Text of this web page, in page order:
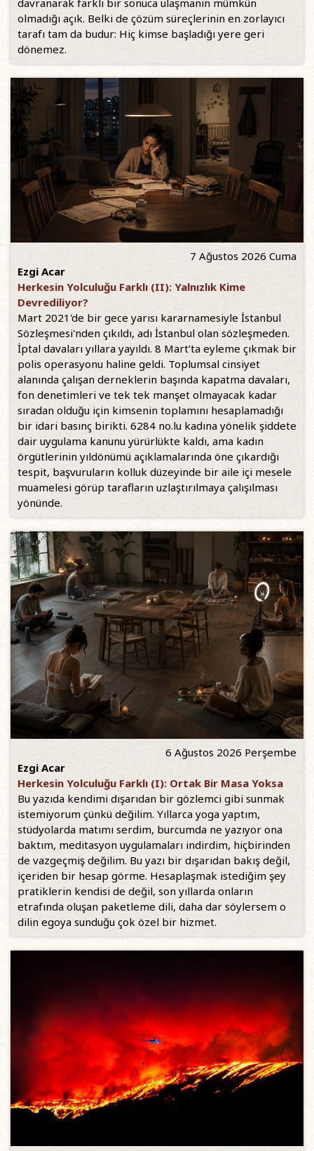
davranarak farklı bir sonuca ulaşmanın mümkün
olmadığı açık. Belki de çözüm süreçlerinin en zorlayıcı
tarafı tam da budur: Hiç kimse başladığı yere geri
dönemez.
7 Ağustos 2026 Cuma
Ezgi Acar
Herkesin Yolculuğu Farklı (II): Yalnızlık Kime
Devrediliyor?
Mart 2021'de bir gece yarısı kararnamesiyle İstanbul
Sözleşmesi'nden çıkıldı, adı İstanbul olan sözleşmeden.
İptal davaları yıllara yayıldı. 8 Mart’ta eyleme çıkmak bir
polis operasyonu haline geldi. Toplumsal cinsiyet
alanında çalışan derneklerin başında kapatma davaları,
fon denetimleri ve tek tek manşet olmayacak kadar
sıradan olduğu için kimsenin toplamını hesaplamadığı
bir idari basınç birikti. 6284 no.lu kadına yönelik şiddete
dair uygulama kanunu yürürlükte kaldı, ama kadın
örgütlerinin yıldönümü açıklamalarında öne çıkardığı
tespit, başvuruların kolluk düzeyinde bir aile içi mesele
muamelesi görüp tarafların uzlaştırılmaya çalışılması
yönünde.
6 Ağustos 2026 Perşembe
Ezgi Acar
Herkesin Yolculuğu Farklı (I): Ortak Bir Masa Yoksa
Bu yazıda kendimi dışarıdan bir gözlemci gibi sunmak
istemiyorum çünkü değilim. Yıllarca yoga yaptım,
stüdyolarda matımı serdim, burcumda ne yazıyor ona
baktım, meditasyon uygulamaları indirdim, hiçbirinden
de vazgeçmiş değilim. Bu yazı bir dışarıdan bakış değil,
içeriden bir hesap görme. Hesaplaşmak istediğim şey
pratiklerin kendisi de değil, son yıllarda onların
etrafında oluşan paketleme dili, daha dar söylersem o
dilin egoya sunduğu çok özel bir hizmet.